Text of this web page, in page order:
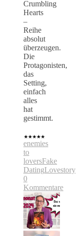
Crumbling
Hearts
–
Reihe
absolut
überzeugen.
Die
Protagonisten,
das
Setting,
einfach
alles
hat
gestimmt.
enemies
to
loversFake
DatingLovestory
0
Kommentare